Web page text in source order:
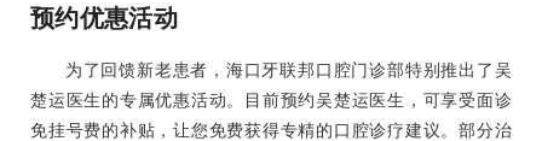
预约优惠活动
为了回馈新老患者，海口牙联邦口腔门诊部特别推出了吴
楚运医生的专属优惠活动。目前预约吴楚运医生，可享受面诊
免挂号费的补贴，让您免费获得专精的口腔诊疗建议。部分治